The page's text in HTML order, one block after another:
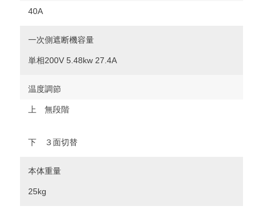
40A
一次側遮断機容量
単相200V 5.48kw 27.4A
温度調節
上 無段階
下 ３面切替
本体重量
25kg